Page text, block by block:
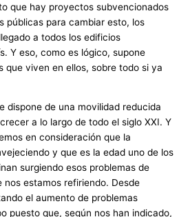
que hay proyectos subvencionados
públicas para cambiar esto, los
a todos los edificios
Y eso, como es lógico, supone
que viven en ellos, sobre todo si ya
dispone de una movilidad reducida
a lo largo de todo el siglo XXI. Y
en consideración que la
y que es la edad uno de los
surgiendo esos problemas de
nos estamos refiriendo. Desde
el aumento de problemas
puesto que, según nos han indicado,